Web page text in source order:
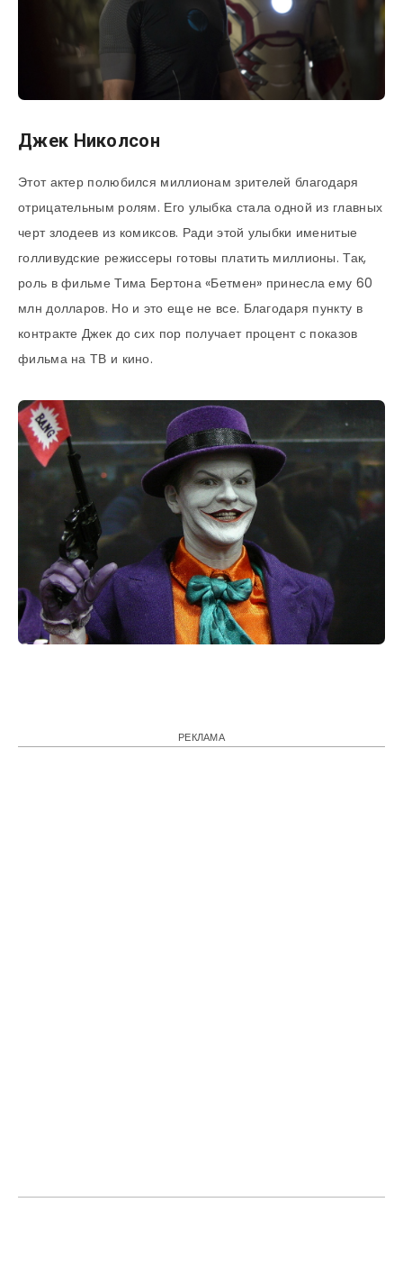
Джек Николсон
Этот актер полюбился миллионам зрителей благодаря
отрицательным ролям. Его улыбка стала одной из главных
черт злодеев из комиксов. Ради этой улыбки именитые
голливудские режиссеры готовы платить миллионы. Так,
роль в фильме Тима Бертона «Бетмен» принесла ему 60
млн долларов. Но и это еще не все. Благодаря пункту в
контракте Джек до сих пор получает процент с показов
фильма на ТВ и кино.
РЕКЛАМА